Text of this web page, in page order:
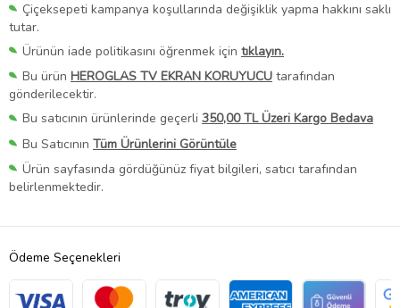
Çiçeksepeti kampanya koşullarında değişiklik yapma hakkını saklı
tutar.
Ürünün iade politikasını öğrenmek için tıklayın.
Bu ürün HEROGLAS TV EKRAN KORUYUCU tarafından
gönderilecektir.
Bu satıcının ürünlerinde geçerli 350,00 TL Üzeri Kargo Bedava
Bu Satıcının Tüm Ürünlerini Görüntüle
Ürün sayfasında gördüğünüz fiyat bilgileri, satıcı tarafından
belirlenmektedir.
Ödeme Seçenekleri